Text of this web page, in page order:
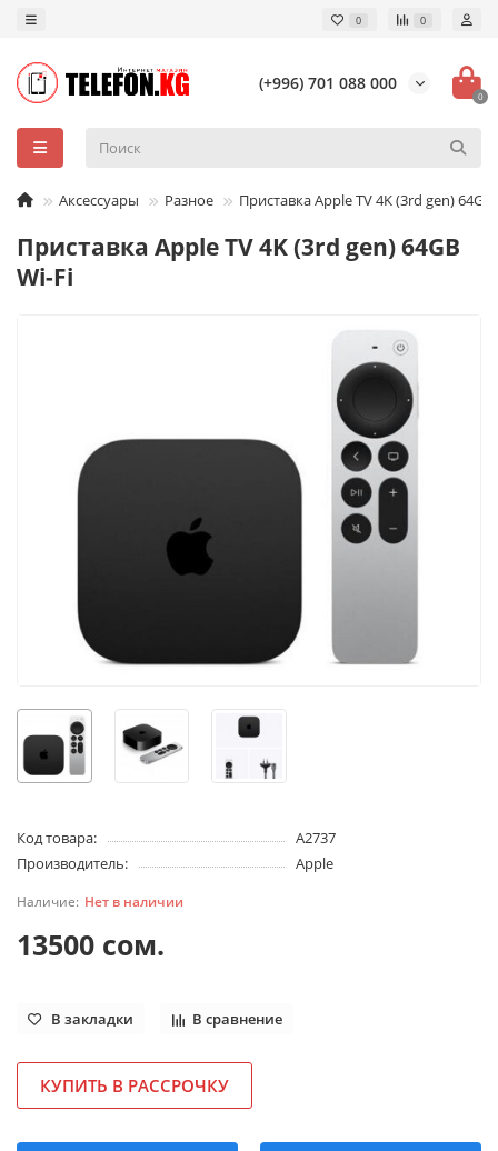
0 0
(+996) 701 088 000
0
Аксессуары Разное Приставка Apple TV 4K (3rd gen) 64GB
Приставка Apple TV 4K (3rd gen) 64GB
Wi-Fi
Код товара:
A2737
Производитель:
Apple
Нет в наличии
13500 сом.
В закладки В сравнение
КУПИТЬ В РАССРОЧКУ